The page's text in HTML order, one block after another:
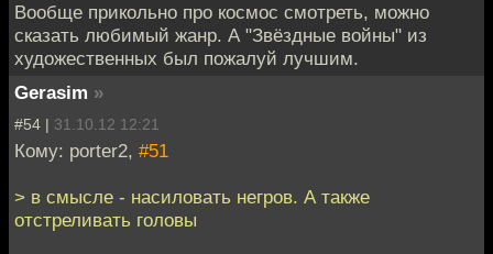
Вообще прикольно про космос смотреть, можно
сказать любимый жанр. А "Звёздные войны" из
художественных был пожалуй лучшим.
Gerasim »
#54 | 31.10.12 12:21
Кому: porter2, #51
> в смысле - насиловать негров. А также
отстреливать головы